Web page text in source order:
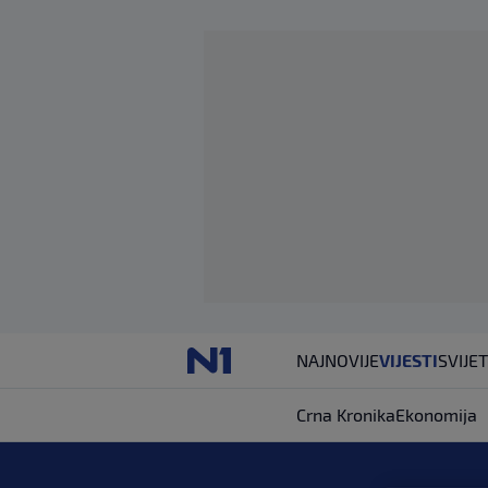
NAJNOVIJEVIJESTISVIJET
Crna KronikaEkonomija